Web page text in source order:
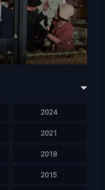
2024
2021
2018
2015